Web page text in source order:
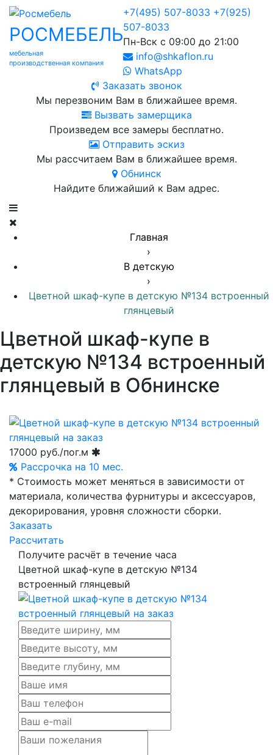
РОСМЕБЕЛЬ
мебельная
производственная компания
+7(495) 507-8033 +7(925)
507-8033
Пн-Вск с 09:00 до 21:00
info@shkaflon.ru
WhatsApp
Заказать звонок
Мы перезвоним Вам в ближайшее время.
Вызвать замерщика
Произведем все замеры бесплатно.
Отправить эскиз
Мы рассчитаем Вам в ближайшее время.
Обнинск
Найдите ближайший к Вам адрес.
Главная
›
В детскую
›
Цветной шкаф-купе в детскую №134 встроенный
глянцевый
Цветной шкаф-купе в
детскую №134 встроенный
глянцевый в Обнинске
17000 руб./пог.м
Рассрочка на 10 мес.
* Стоимость может меняться в зависимости от
материала, количества фурнитуры и аксессуаров,
декорирования, уровня сложности сборки.
Заказать
Рассчитать
Получите расчёт в течение часа
Цветной шкаф-купе в детскую №134
встроенный глянцевый